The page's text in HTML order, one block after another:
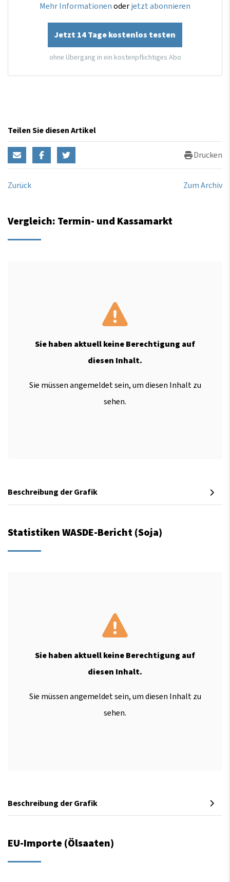
Mehr Informationenoderjetzt abonnieren
Jetzt 14 Tage kostenlos testen
ohne Übergang in ein kostenpflichtiges Abo
Teilen Sie diesen Artikel
Drucken
Zurück Zum Archiv
Vergleich: Termin- und Kassamarkt
Sie haben aktuell keine Berechtigung auf
diesen Inhalt.
Sie müssen angemeldet sein, um diesen Inhalt zu
sehen.
Beschreibung der Grafik
Statistiken WASDE-Bericht (Soja)
Sie haben aktuell keine Berechtigung auf
diesen Inhalt.
Sie müssen angemeldet sein, um diesen Inhalt zu
sehen.
Beschreibung der Grafik
EU-Importe (Ölsaaten)